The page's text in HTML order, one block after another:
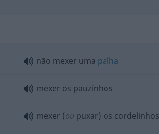
não mexer uma palha
mexer os pauzinhos
mexer (ou puxar) os cordelinhos